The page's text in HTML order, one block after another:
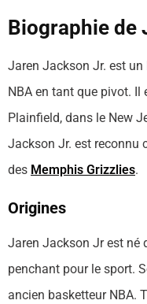
Biographie de
Jaren Jackson Jr. est
NBA en tant que pivot. Il
Plainfield, dans le New
Jackson Jr. est reconnu
des Memphis Grizzlies.
Origines
Jaren Jackson Jr est né
penchant pour le sport.
ancien basketteur NBA.